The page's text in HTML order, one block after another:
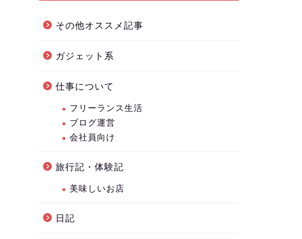
その他オススメ記事
ガジェット系
仕事について
フリーランス生活
ブログ運営
会社員向け
旅行記・体験記
美味しいお店
日記